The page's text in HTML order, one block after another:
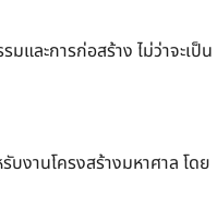
ละการก่อสร้าง ไม่ว่าจะเป็น
งานโครงสร้างมหาศาล โดย